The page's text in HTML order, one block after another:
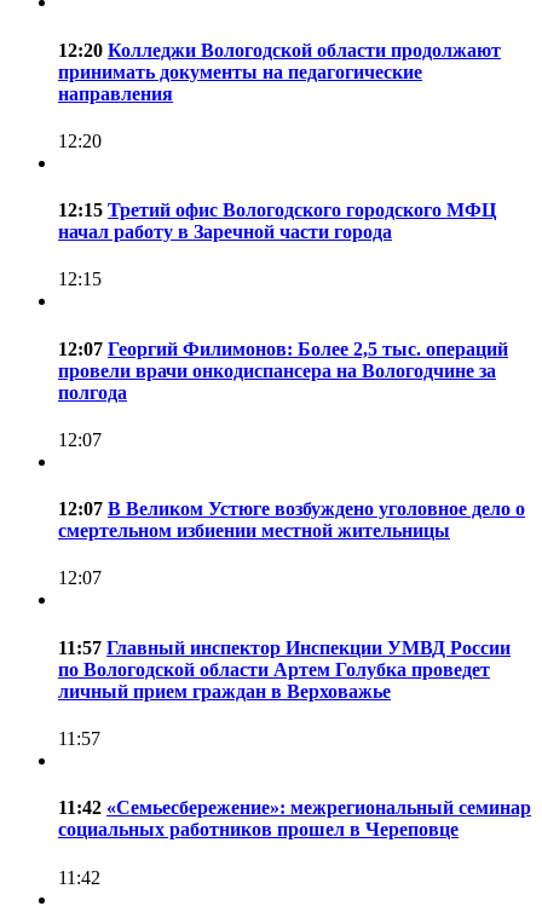
12:20 Колледжи Вологодской области продолжают
принимать документы на педагогические
направления
12:20
12:15 Третий офис Вологодского городского МФЦ
начал работу в Заречной части города
12:15
12:07 Георгий Филимонов: Более 2,5 тыс. операций
провели врачи онкодиспансера на Вологодчине за
полгода
12:07
12:07 В Великом Устюге возбуждено уголовное дело о
смертельном избиении местной жительницы
12:07
11:57 Главный инспектор Инспекции УМВД России
по Вологодской области Артем Голубка проведет
личный прием граждан в Верховажье
11:57
11:42 «Семьесбережение»: межрегиональный семинар
социальных работников прошел в Череповце
11:42